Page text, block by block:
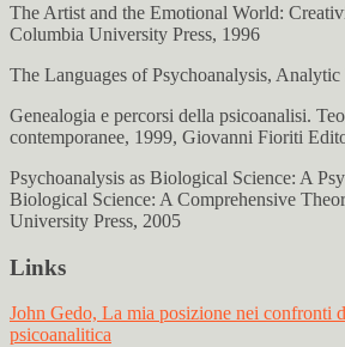
The Artist and the Emotional World:
Columbia University Press, 1996
The Languages of Psychoanalysis, Analytic
Genealogia e percorsi della psicoanalisi.
contemporanee, 1999, Giovanni Fioriti
Psychoanalysis as Biological Science: A
Biological Science: A Comprehensive
University Press, 2005
Links
John Gedo, La mia posizione nei confronti
psicoanalitica